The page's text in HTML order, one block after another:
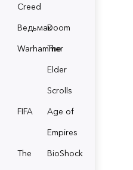
Creed
ВедьмакDoom
Warhammer
The
Elder
Scrolls
FIFA
Age of
Empires
The
BioShock